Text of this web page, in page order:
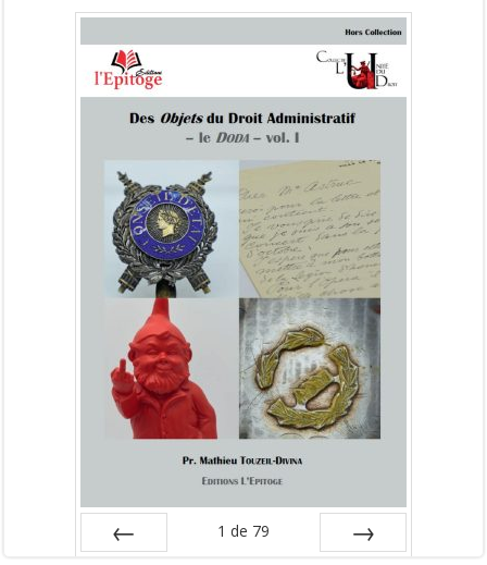
1 de 79